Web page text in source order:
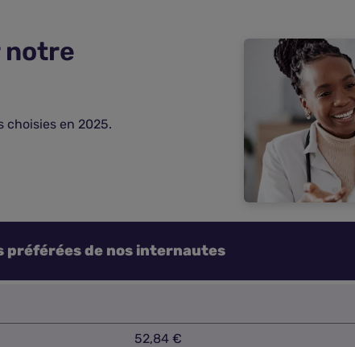
notre
choisies en 2025.
préférées de nos internautes
52,84 €